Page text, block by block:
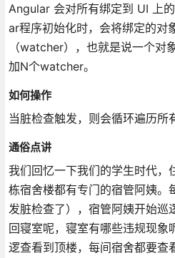
Angular 会对所有绑定到 UI 上
ar程序初始化时，会将绑定的对
（watcher），也就是说一个对
加N个watcher。
如何操作
当脏检查触发，则会循环遍历
通俗点讲
我们回忆一下我们的学生时代，
栋宿舍楼都有专门的宿管阿姨。
发脏检查了），宿管阿姨开始巡
回寝室呢，寝室有哪些违规现象
逻查看到顶楼，每间宿舍都要查